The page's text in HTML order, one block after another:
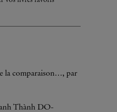
la comparaison…, par
Thành DO-